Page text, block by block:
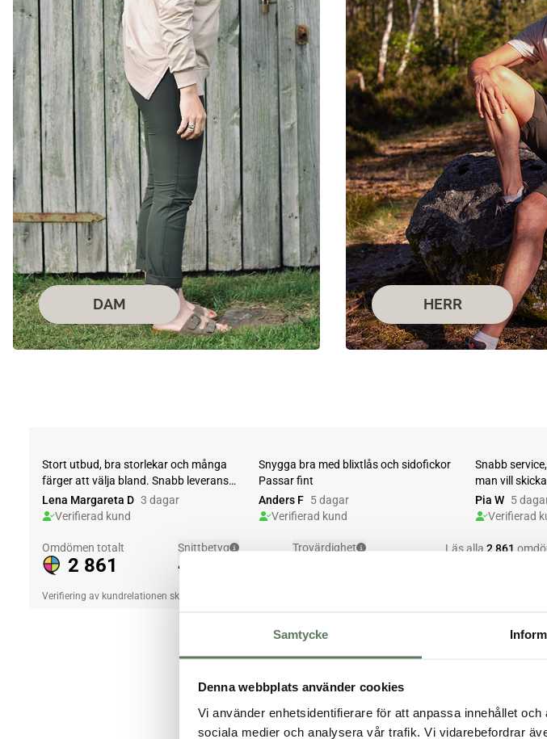
Samtycke
Denna webbplats använder cookies
Vi använder enhetsidentifierare för att anpassa innehållet
sociala medier och analysera vår trafik. Vi vidarebefordrar
DAM HERR